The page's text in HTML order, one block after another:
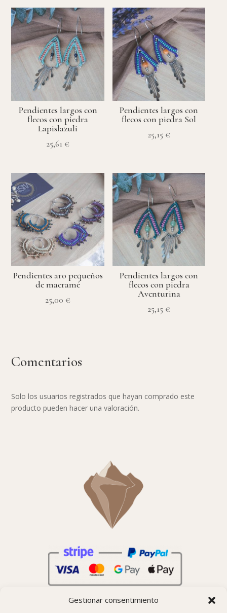
Gestionar consentimiento
Pendientes largos con
flecos con piedra
Lapislazuli
25,61 €
Pendientes largos con
flecos con piedra Sol
25,15 €
Pendientes aro pequeños
de macramé
25,00 €
Pendientes largos con
flecos con piedra
Aventurina
25,15 €
Comentarios
Solo los usuarios registrados que hayan comprado este
producto pueden hacer una valoración.